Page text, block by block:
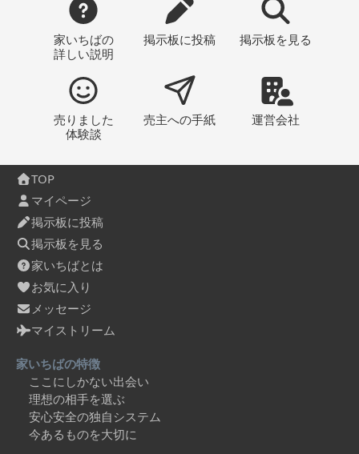
家いちばの
詳しい説明
掲示板に投稿 掲示板 を見る
売りました
体験談
売主への手紙 運営会社
TOP
マイページ
掲示板に投稿
掲示板を見る
家いちばとは
お気に入り
メッセージ
マイストリーム
家いちばの特徴
ここにしかない出会い
理想の相手を選ぶ
安心安全の独自システム
今あるものを大切に